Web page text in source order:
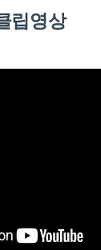
립영상